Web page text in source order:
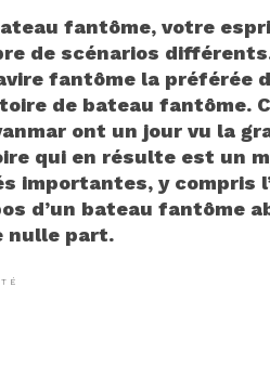
fantôme, votre
de scénarios
fantôme la préférée
de bateau fantôme.
ont un jour vu la
qui en résulte est un
importantes, y compris
d’un bateau fantôme
nulle part.